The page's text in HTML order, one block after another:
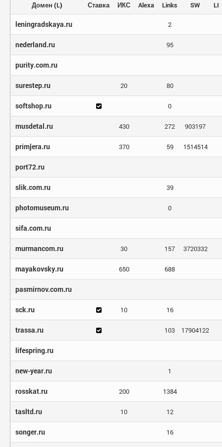
Домен (L) Ставка ИКС Alexa Links SW LI
leningradskaya.ru 2
nederland.ru 95
purity.com.ru
surestep.ru 20 80
softshop.ru 0
musdetal.ru 430 272 903197
primjera.ru 370 59 1514514
port72.ru
slik.com.ru 39
photomuseum.ru 0
sifa.com.ru
murmancom.ru 30 157 3720332
mayakovsky.ru 650 688
pasmirnov.com.ru
sck.ru 10 16
trassa.ru 103 17904122
lifespring.ru
new-year.ru 1
rosskat.ru 200 1384
tasltd.ru 10 12
songer.ru 16